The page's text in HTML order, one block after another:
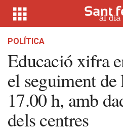
POLÍTICA
Educació xifra
el seguiment de
17.00 h, amb
dels centres